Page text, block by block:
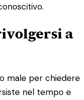
a
male per chiedere
nel tempo e